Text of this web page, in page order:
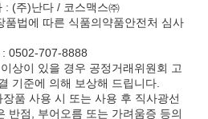
: (주)난다 / 코스맥스㈜
품법에 따른 식품의약품안전처 심사
0502-707-8888
상이 있을 경우 공정거래위원회 고
기준에 의해 보상해 드립니다.
품 사용 시 또는 사용 후 직사광선
반점, 부어오름 또는 가려움증 등의